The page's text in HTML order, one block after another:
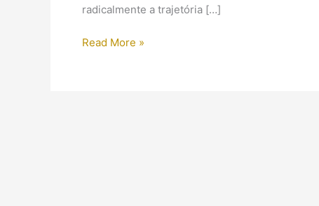
radicalmente a trajetória […]
(Documentário)
Read More »